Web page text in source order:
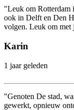
"Leuk om Rotterdam
ook in Delft en Den
volgen. Leuk om met
Karin
1 jaar geleden
"Genoten De stad,
gewerkt, opnieuw